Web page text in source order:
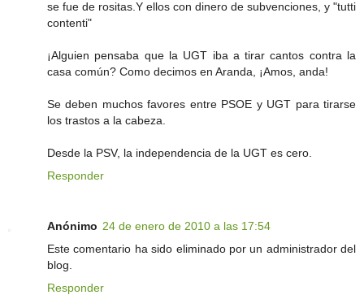
se fue de rositas.Y ellos con dinero de subvenciones, y "tutti
contenti"
¡Alguien pensaba que la UGT iba a tirar cantos contra la
casa común? Como decimos en Aranda, ¡Amos, anda!
Se deben muchos favores entre PSOE y UGT para tirarse
los trastos a la cabeza.
Desde la PSV, la independencia de la UGT es cero.
Responder
Anónimo 24 de enero de 2010 a las 17:54
Este comentario ha sido eliminado por un administrador del
blog.
Responder